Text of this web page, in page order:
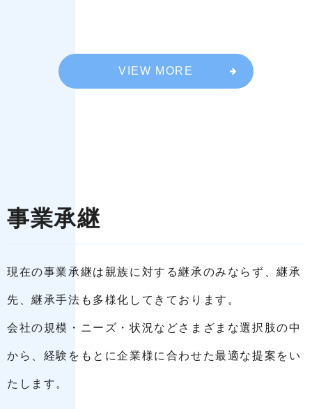
VIEW MORE
事業承継
現在の事業承継は親族に対する継承のみならず、継承
先、継承手法も多様化してきております。
会社の規模・ニーズ・状況などさまざまな選択肢の中
から、経験をもとに企業様に合わせた最適な提案をい
たします。